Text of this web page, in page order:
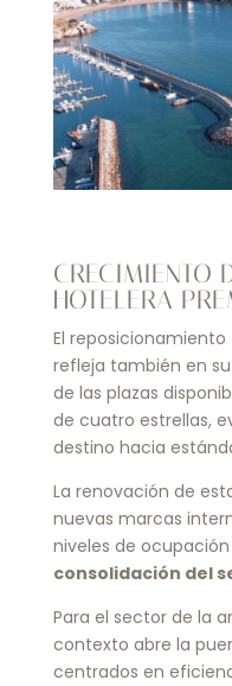
CRECIMIENTO
HOTELERA
El
refleja también en
de las plazas
de cuatro estrellas,
destino hacia
La renovación de
nuevas marcas
niveles de
consolidación del
Para el sector de la
contexto abre la
centrados en